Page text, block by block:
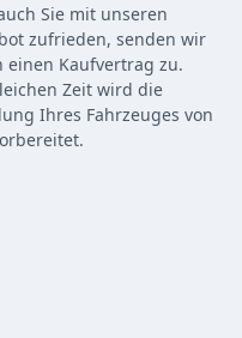
Sie mit unseren
zufrieden, senden wir
einen Kaufvertrag zu.
Zeit wird die
Ihres Fahrzeuges von